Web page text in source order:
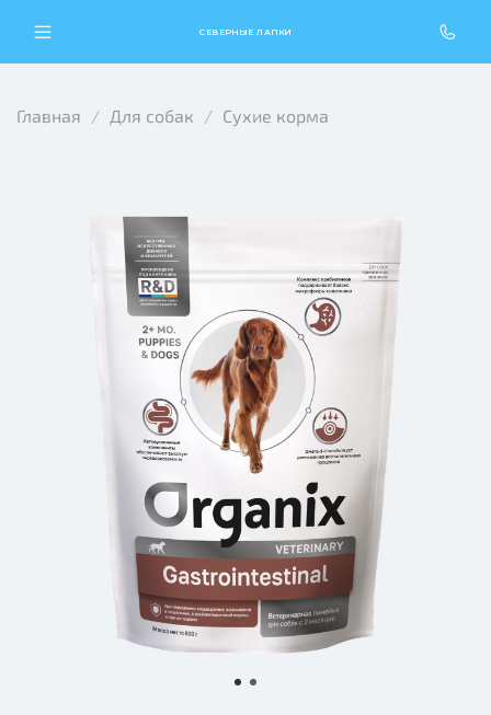
СЕВЕРНЫЕ ЛАПКИ
Главная Для собак Сухие корма